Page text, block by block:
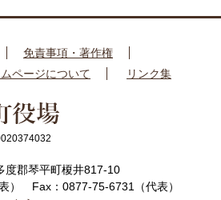
免責事項・著作権
ページについて リンク集
郡琴平町榎井817-10
）
Fax：0877-75-6731（代表）